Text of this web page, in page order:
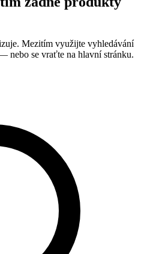
Mezitím využijte vyhledávání
nebo se vraťte na hlavní stránku.